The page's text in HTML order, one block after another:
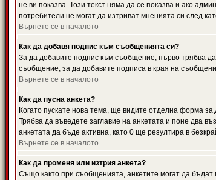
не ви показва. Този текст няма да се показва и ако
потребители не могат да изтриват мненията си след
Върнете се в началото
Как да добавя подпис към съобщенията си?
За да добавите подпис към съобщение, първо трябва
съобщение, за да добавите подписа в края на
Върнете се в началото
Как да пусна анкета?
Когато пускате нова тема, ще видите отделна форма за
Трябва да въведете заглавие на анкетата и поне два
анкетата да бъде активна, като 0 ще резултира в
Върнете се в началото
Как да променя или изтрия анкета?
Също както при съобщенията, анкетите могат да